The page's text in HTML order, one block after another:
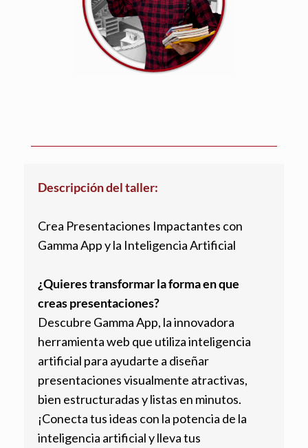
Descripción del taller:
Crea Presentaciones Impactantes con
Gamma App y la Inteligencia Artificial
¿Quieres transformar la forma en que
creas presentaciones?
Descubre Gamma App, la innovadora
herramienta web que utiliza inteligencia
artificial para ayudarte a diseñar
presentaciones visualmente atractivas,
bien estructuradas y listas en minutos.
¡Conecta tus ideas con la potencia de la
inteligencia artificial y lleva tus